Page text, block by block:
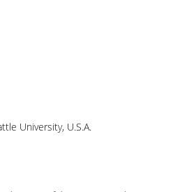
University , U.S.A.